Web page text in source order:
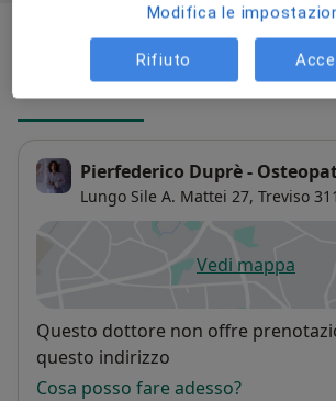
movimento. Efficaci già dalla prima
invasivi e facili da applicare. Essi
principalmente su: -tessuto
neuro-muscolo-scheletrico-articolare;
miofasciali e sistema stomatognatico;
generale
Indirizzi (3)
Indirizzo 1 Indirizzo 2
Pierfederico Duprè -
Lungo Sile A. Mattei 27, Treviso
Vedi mappa
si apre in
Disponibilità
Questo dottore non offre
questo indirizzo
Cosa posso fare adesso?
Modifica le
Rifiuto